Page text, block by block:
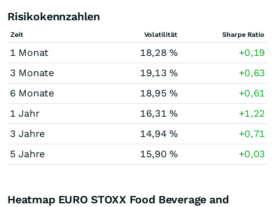
Risikokennzahlen
Zeit Volatilität Sharpe Ratio
1 Monat 18,28 %
+0,19
3 Monate
19,13 %
+0,63
6 Monate
18,95 %
+0,61
1 Jahr
16,31 %
+1,22
3 Jahre
14,94 %
+0,71
5 Jahre
15,90 % +0,03
Heatmap EURO STOXX Food Beverage and